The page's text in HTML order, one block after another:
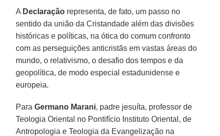
A Declaração representa, de fato, um passo no
sentido da união da Cristandade além das divisões
históricas e políticas, na ótica do comum confronto
com as perseguições anticristãs em vastas áreas do
mundo, o relativismo, o desafio dos tempos e da
geopolítica, de modo especial estadunidense e
europeia.
ParaGermano Marani, padre jesuíta, professor de
Teologia Oriental no Pontifício Instituto Oriental, de
Antropologia e Teologia da Evangelização na